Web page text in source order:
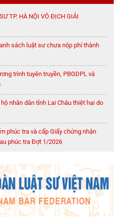
TP. HÀ NỘI VÔ ĐỊCH GIẢI
sách luật sư chưa nộp phí thành
trình tuyên truyền, PBGDPL và
nhân dân tỉnh Lai Châu thiệt hại do
phúc tra và cấp Giấy chứng nhận
phúc tra Đợt 1/2026